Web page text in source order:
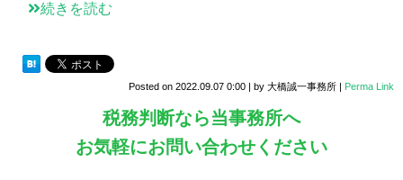
続きを読む
Posted on 2022.09.07 0:00 | by 大橋誠一事務所 | Perma Link
税務判断なら当事務所へ
お気軽にお問い合わせください